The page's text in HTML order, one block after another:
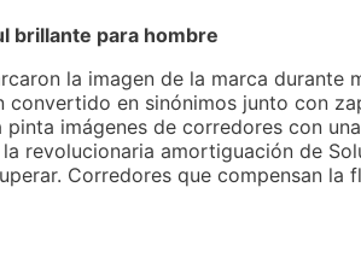
brillante para hombre
la imagen de la marca
convertido en sinónimos junto con
imágenes de corredores con
revolucionaria amortiguación de
Corredores que compensan